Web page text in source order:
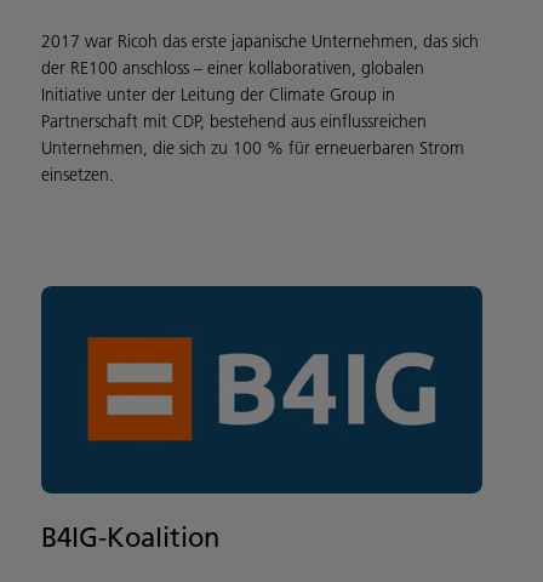
2017 war Ricoh das erste japanische Unternehmen, das sich
der RE100 anschloss – einer kollaborativen, globalen
Initiative unter der Leitung der Climate Group in
Partnerschaft mit CDP, bestehend aus einflussreichen
Unternehmen, die sich zu 100 % für erneuerbaren Strom
einsetzen.
B4IG-Koalition